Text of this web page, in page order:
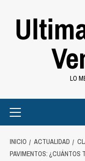
LO
Menu
INICIO ACTUALIDAD
PAVIMENTOS: ¿CUÁNTOS